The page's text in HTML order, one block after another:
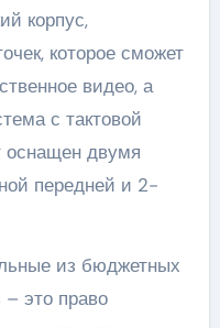
корпус,
которое сможет
видео, а
с тактовой
оснащен двумя
передней и 2-
из бюджетных
это право